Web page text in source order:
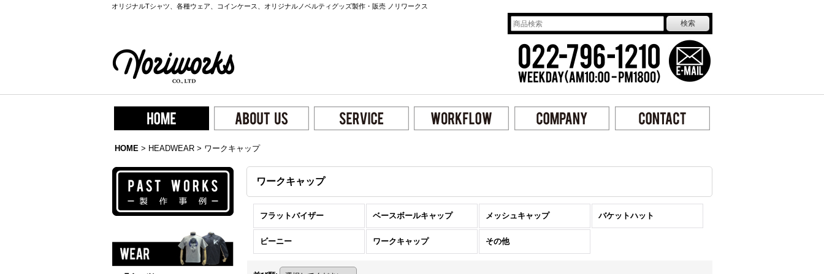
オリジナルTシャツ、各種ウェア、コインケース、オリジナルノベルティグッズ製作・販売 ノリワークス
HOME > HEADWEAR > ワークキャップ
ワークキャップ
フラットバイザー ベースボールキャップ メッシュキャップ バケットハット
ビーニー ワークキャップ その他